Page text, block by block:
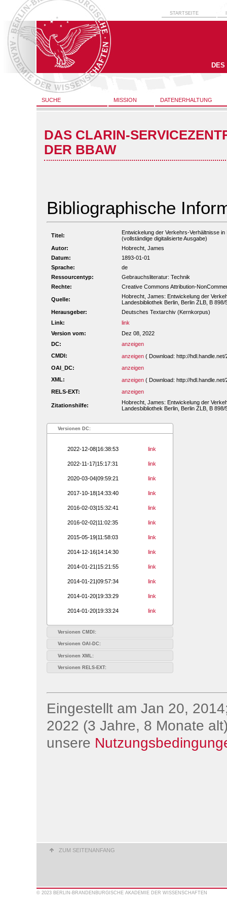
STARTSEITE
SUCHE MISSION DATENERHALTUNG
DAS CLARIN-
DER BBAW
Bibliographische
Titel:
Entwickelung der Verkehrs-Verhältnisse
(vollständige digitalisierte Ausgabe)
Autor:
Hobrecht, James
Datum:
1893-01-01
Sprache:
de
Ressourcentyp:
Gebrauchsliteratur: Technik
Rechte:
Creative Commons Attribution-
Quelle:
Hobrecht, James: Entwickelung der
Landesbibliothek Berlin, Berlin ZLB, B 898/
Herausgeber:
Deutsches Textarchiv (Kernkorpus)
Link:
link
Version vom:
Dez 08, 2022
DC:
anzeigen
CMDI:
anzeigen ( Download: http://
OAI_DC:
anzeigen
XML:
anzeigen ( Download: http://
RELS-EXT:
anzeigen
Zitationshilfe:
Hobrecht, James: Entwickelung der
Landesbibliothek Berlin, Berlin ZLB, B
Versionen DC:
2022-12-08|16:38:53 link
2022-11-17|15:17:31 link
2020-03-04|09:59:21 link
2017-10-18|14:33:40 link
2016-02-03|15:32:41 link
2016-02-02|11:02:35 link
2015-05-19|11:58:03 link
2014-12-16|14:14:30 link
2014-01-21|15:21:55 link
2014-01-21|09:57:34 link
2014-01-20|19:33:29 link
2014-01-20|19:33:24 link
Versionen CMDI:
Versionen OAI-DC:
Versionen XML:
Versionen RELS-EXT:
Eingestellt am Jan 20,
2022 (3 Jahre, 8 Monate
unsere
ZUM SEITENANFANG
© 2023 BERLIN-BRANDENBURGISCHE AKADEMIE DER WISSENSCHAFTEN